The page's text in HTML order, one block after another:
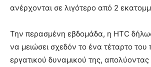
ανέρχονται σε λιγότερο από 2
Την περασμένη εβδομάδα, η HTC
να μειώσει σχεδόν το ένα τέταρτο του
εργατικού δυναμικού της, απολύοντας